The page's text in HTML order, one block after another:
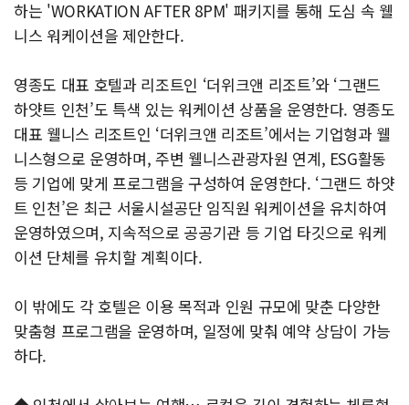
하는 'WORKATION AFTER 8PM' 패키지를 통해 도심 속 웰
니스 워케이션을 제안한다.
영종도 대표 호텔과 리조트인 ‘더위크앤 리조트’와 ‘그랜드
하얏트 인천’도 특색 있는 워케이션 상품을 운영한다. 영종도
대표 웰니스 리조트인 ‘더위크앤 리조트’에서는 기업형과 웰
니스형으로 운영하며, 주변 웰니스관광자원 연계, ESG활동
등 기업에 맞게 프로그램을 구성하여 운영한다. ‘그랜드 하얏
트 인천’은 최근 서울시설공단 임직원 워케이션을 유치하여
운영하였으며, 지속적으로 공공기관 등 기업 타깃으로 워케
이션 단체를 유치할 계획이다.
이 밖에도 각 호텔은 이용 목적과 인원 규모에 맞춘 다양한
맞춤형 프로그램을 운영하며, 일정에 맞춰 예약 상담이 가능
하다.